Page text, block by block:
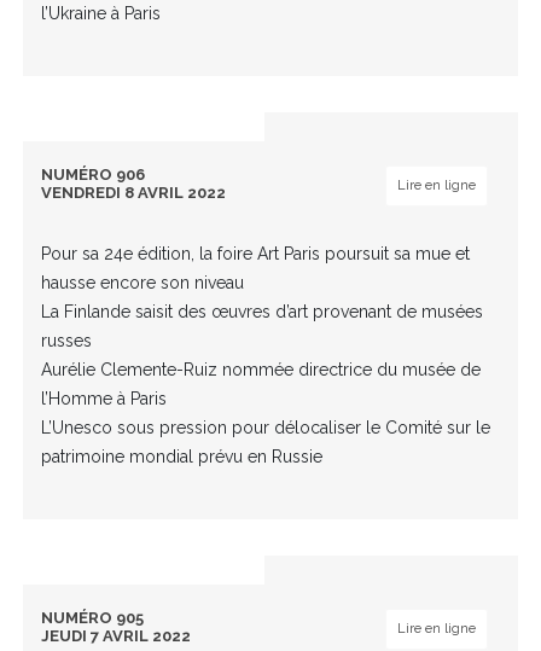
l’Ukraine à Paris
NUMÉRO 906
VENDREDI 8 AVRIL 2022
Lire en ligne
Pour sa 24e édition, la foire Art Paris poursuit sa mue et
hausse encore son niveau
La Finlande saisit des œuvres d’art provenant de musées
russes
Aurélie Clemente-Ruiz nommée directrice du musée de
l’Homme à Paris
L’Unesco sous pression pour délocaliser le Comité sur le
patrimoine mondial prévu en Russie
NUMÉRO 905
JEUDI 7 AVRIL 2022
Lire en ligne